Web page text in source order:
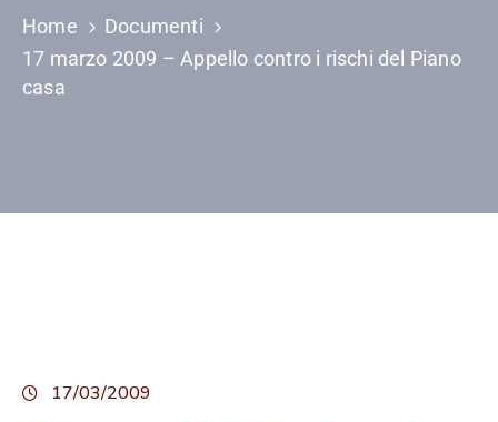
Home
Documenti
17 marzo 2009 – Appello contro i rischi del Piano
casa
17/03/2009